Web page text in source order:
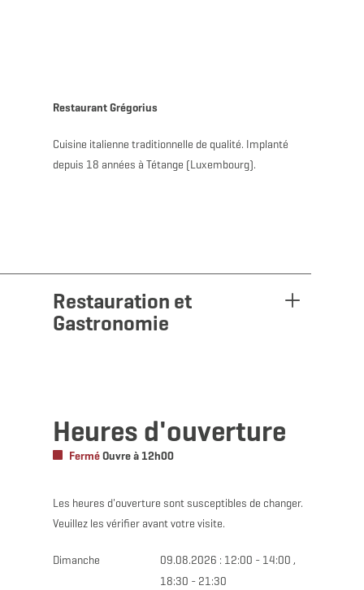
Restaurant Grégorius
Cuisine italienne traditionnelle de qualité. Implanté
depuis 18 années à Tétange (Luxembourg).
Restauration et
Gastronomie
Heures d'ouverture
FerméOuvre à 12h00
Les heures d'ouverture sont susceptibles de changer.
Veuillez les vérifier avant votre visite.
Dimanche
09.08.2026 : 12:00 - 14:00 ,
18:30 - 21:30